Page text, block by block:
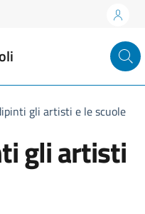
gli artisti e le scuole
gli artisti